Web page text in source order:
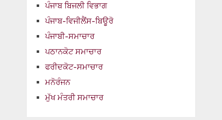
ਪੰਜਾਬ ਬਿਜਲੀ ਵਿਭਾਗ
ਪੰਜਾਬ-ਵਿਜੀਲੈਂਸ-ਬਿਊਰੋ
ਪੰਜਾਬੀ-ਸਮਾਚਾਰ
ਪਠਾਨਕੋਟ ਸਮਾਚਾਰ
ਫਰੀਦਕੋਟ-ਸਮਾਚਾਰ
ਮਨੋਰੰਜਨ
ਮੁੱਖ ਮੰਤਰੀ ਸਮਾਚਾਰ